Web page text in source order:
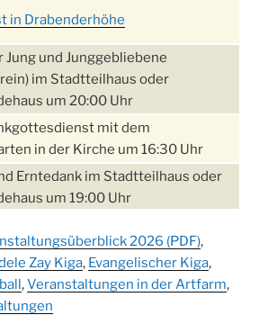
in Drabenderhöhe
Jung und Junggebliebene
im Stadtteilhaus oder
um 20:00 Uhr
mit dem
in der Kirche um 16:30 Uhr
Erntedank im Stadtteilhaus oder
um 19:00 Uhr
um 14:00 Uhr
im Stadtteilhaus
2026 (PDF),
Zay Kiga, Evangelischer Kiga,
,Veranstaltungen in der Artfarm,